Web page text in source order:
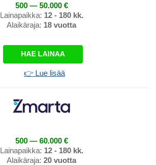
500 — 50.000 €
Lainapaikka: 12 - 180 kk.
Alaikäraja: 18 vuotta
HAE LAINAA
👉 Lue lisää
500 — 60.000 €
Lainapaikka: 12 - 180 kk.
Alaikäraja: 20 vuotta